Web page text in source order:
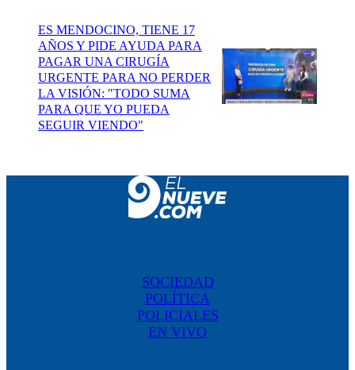
ES MENDOCINO, TIENE 17
AÑOS Y PIDE AYUDA PARA
PAGAR UNA CIRUGÍA
URGENTE PARA NO PERDER
LA VISIÓN: "TODO SUMA
PARA QUE YO PUEDA
SEGUIR VIENDO"
SOCIEDAD
POLÍTICA
POLICIALES
EN VIVO